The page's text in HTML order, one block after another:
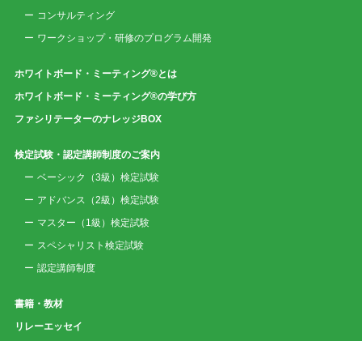
コンサルティング
ワークショップ・研修のプログラム開発
ホワイトボード・ミーティング®とは
ホワイトボード・ミーティング®の学び方
ファシリテーターのナレッジBOX
検定試験・認定講師制度のご案内
ベーシック（3級）検定試験
アドバンス（2級）検定試験
マスター（1級）検定試験
スペシャリスト検定試験
認定講師制度
書籍・教材
リレーエッセイ